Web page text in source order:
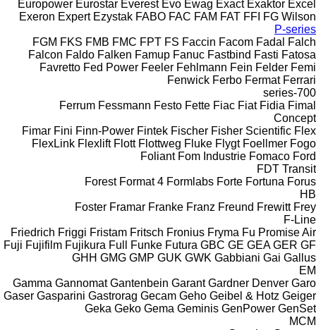
Europower Eurostar Everest Evo Ewag Exact Exaktor Excel
Exeron Expert Ezystak FABO FAC FAM FAT FFI FG Wilson
P-series
FGM FKS FMB FMC FPT FS Faccin Facom Fadal
Falch
Falcon Faldo Falken Famup Fanuc Fastbind Fasti Fatosa
Favretto Fed Power Feeler Fehlmann Fein Felder Femi
Fenwick Ferbo Fermat Ferrari
700-series
Ferrum Fessmann Festo Fette Fiac Fiat Fidia Fimal
Concept
Fimar Fini Finn-Power Fintek Fischer Fisher Scientific Flex
FlexLink Flexlift Flott Flottweg Fluke Flygt Foellmer Fogo
Foliant Fom Industrie Fomaco Ford
FDT Transit
Forest Format 4 Formlabs Forte Fortuna Forus
HB
Foster Framar Franke Franz Freund Frewitt Frey
F-Line
Friedrich Friggi Fristam Fritsch Fronius Fryma Fu Promise Air
Fuji Fujifilm Fujikura Full Funke Futura GBC GE GEA GER GF
GHH GMG GMP GUK GWK Gabbiani Gai Gallus
EM
Gamma Gannomat Gantenbein Garant Gardner Denver Garo
Gaser Gasparini Gastrorag Gecam Geho Geibel & Hotz Geiger
Geka Geko Gema Geminis GenPower GenSet
MCM